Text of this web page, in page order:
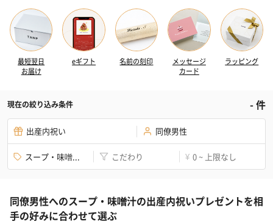
最短翌日
お届け
eギフト 名前の刻印
メッセージ
カード
ラッピング
現在の絞り込み条件 -件
出産内祝い 同僚男性
スープ・味噌... こだわり ¥ 0 ~ 上限なし
同僚男性へのスープ・味噌汁の出産内祝いプレゼントを相
手の好みに合わせて選ぶ